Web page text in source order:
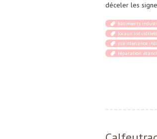
déceler les
bâtiments
locaux industriels
maintenance
réparation